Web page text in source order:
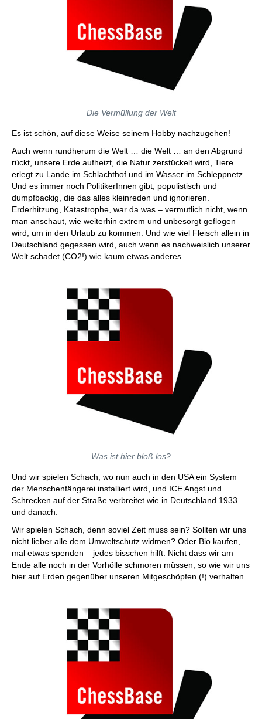
Die Vermüllung der Welt
Es ist schön, auf diese Weise seinem Hobby nachzugehen!
Auch wenn rundherum die Welt … die Welt … an den Abgrund
rückt, unsere Erde aufheizt, die Natur zerstückelt wird, Tiere
erlegt zu Lande im Schlachthof und im Wasser im Schleppnetz.
Und es immer noch PolitikerInnen gibt, populistisch und
dumpfbackig, die das alles kleinreden und ignorieren.
Erderhitzung, Katastrophe, war da was – vermutlich nicht, wenn
man anschaut, wie weiterhin extrem und unbesorgt geflogen
wird, um in den Urlaub zu kommen. Und wie viel Fleisch allein in
Deutschland gegessen wird, auch wenn es nachweislich unserer
Welt schadet (CO2!) wie kaum etwas anderes.
Was ist hier bloß los?
Und wir spielen Schach, wo nun auch in den USA ein System
der Menschenfängerei installiert wird, und ICE Angst und
Schrecken auf der Straße verbreitet wie in Deutschland 1933
und danach.
Wir spielen Schach, denn soviel Zeit muss sein? Sollten wir uns
nicht lieber alle dem Umweltschutz widmen? Oder Bio kaufen,
mal etwas spenden – jedes bisschen hilft. Nicht dass wir am
Ende alle noch in der Vorhölle schmoren müssen, so wie wir uns
hier auf Erden gegenüber unseren Mitgeschöpfen (!) verhalten.